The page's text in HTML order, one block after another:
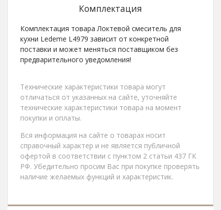
Комплектация
Комплектация товара Локтевой смеситель для
кухни Ledeme L4979 зависит от конкретной
поставки и может меняться поставщиком без
предварительного уведомления!
Технические характеристики товара могут
отличаться от указанных на сайте, уточняйте
технические характеристики товара на момент
покупки и оплаты.
Вся информация на сайте о товарах носит
справочный характер и не является публичной
офертой в соответствии с пунктом 2 статьи 437 ГК
РФ. Убедительно просим Вас при покупке проверять
наличие желаемых функций и характеристик.